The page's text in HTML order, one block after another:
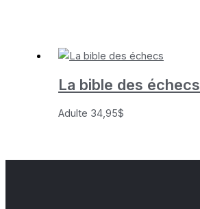
La bible des échecs
Adulte 34,95$